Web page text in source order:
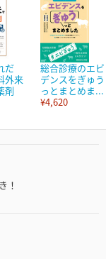
だ
外来
剤
総合診療のエビ
デンスをぎゅう
っとまとめま...
¥4,620
！